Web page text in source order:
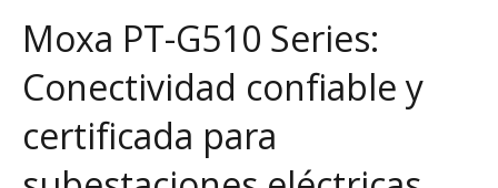
Moxa PT-G510 Series:
Conectividad confiable y
certificada para